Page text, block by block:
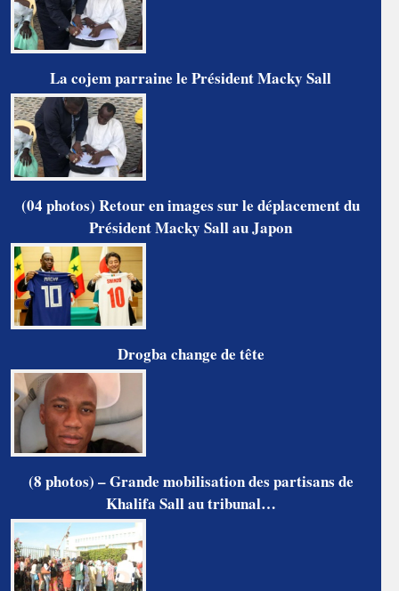
La cojem parraine le Président Macky Sall
(04 photos) Retour en images sur le déplacement du
Président Macky Sall au Japon
Drogba change de tête
(8 photos) – Grande mobilisation des partisans de
Khalifa Sall au tribunal…